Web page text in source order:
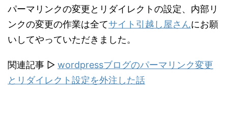
パーマリンクの変更とリダイレクトの設定、内部リ
ンクの変更の作業は全てサイト引越し屋さんにお願
いしてやっていただきました。
関連記事 ▷ wordpressブログのパーマリンク変更
とリダイレクト設定を外注した話